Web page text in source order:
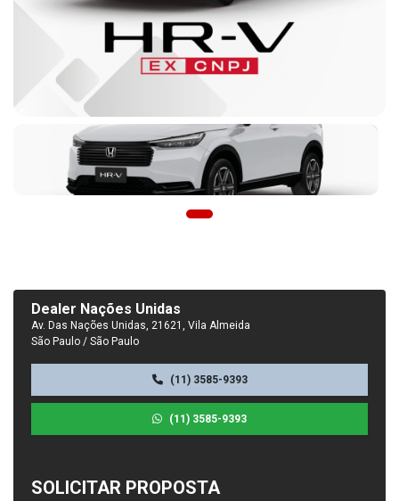
Dealer Nações Unidas
Av. Das Nações Unidas, 21621, Vila Almeida
São Paulo / São Paulo
(11) 3585-9393
(11) 3585-9393
SOLICITAR PROPOSTA